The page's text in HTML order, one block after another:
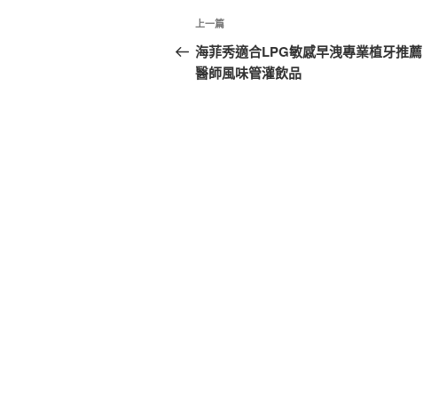
文
章
導
上
一
篇
上一篇
海菲秀適合LPG敏感早洩專業植牙推薦
醫師風味管灌飲品